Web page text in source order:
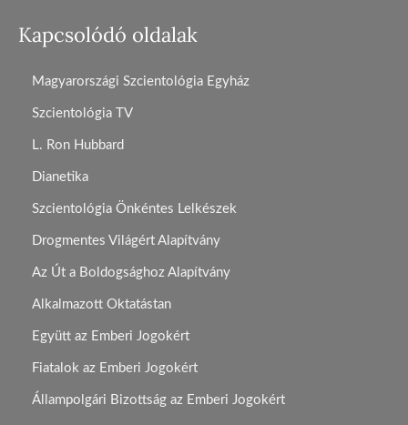
Kapcsolódó oldalak
Magyarországi Szcientológia Egyház
Szcientológia TV
L. Ron Hubbard
Dianetika
Szcientológia Önkéntes Lelkészek
Drogmentes Világért Alapítvány
Az Út a Boldogsághoz Alapítvány
Alkalmazott Oktatástan
Együtt az Emberi Jogokért
Fiatalok az Emberi Jogokért
Állampolgári Bizottság az Emberi Jogokért